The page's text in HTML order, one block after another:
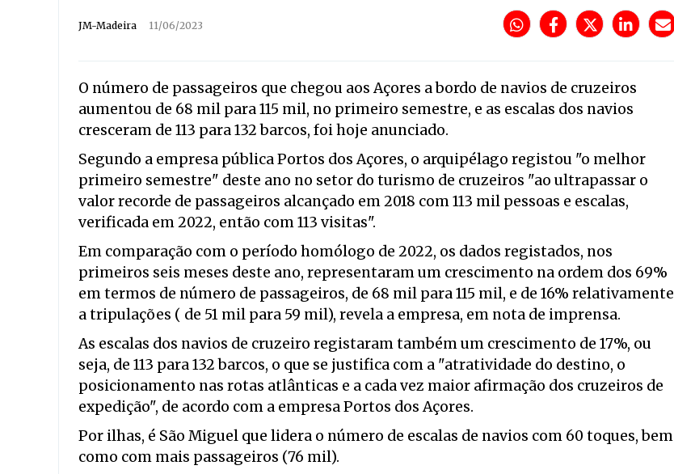
JM-Madeira 11/06/2023
O número de passageiros que chegou aos Açores a bordo de navios de cruzeiros
aumentou de 68 mil para 115 mil, no primeiro semestre, e as escalas dos navios
cresceram de 113 para 132 barcos, foi hoje anunciado.
Segundo a empresa pública Portos dos Açores, o arquipélago registou "o melhor
primeiro semestre" deste ano no setor do turismo de cruzeiros "ao ultrapassar o
valor recorde de passageiros alcançado em 2018 com 113 mil pessoas e escalas,
verificada em 2022, então com 113 visitas".
Em comparação com o período homólogo de 2022, os dados registados, nos
primeiros seis meses deste ano, representaram um crescimento na ordem dos 69%
em termos de número de passageiros, de 68 mil para 115 mil, e de 16% relativamente
a tripulações ( de 51 mil para 59 mil), revela a empresa, em nota de imprensa.
As escalas dos navios de cruzeiro registaram também um crescimento de 17%, ou
seja, de 113 para 132 barcos, o que se justifica com a "atratividade do destino, o
posicionamento nas rotas atlânticas e a cada vez maior afirmação dos cruzeiros de
expedição", de acordo com a empresa Portos dos Açores.
Por ilhas, é São Miguel que lidera o número de escalas de navios com 60 toques, bem
como com mais passageiros (76 mil).